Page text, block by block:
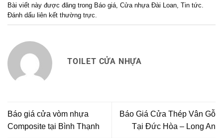
Bài viết này được đăng trong Báo giá Cửa nhựa Đài Loan Tin tức
Đánh dấu liên kết thường trực
TOILET CỬA NHỰA
Báo giá cửa vòm nhựa
Composite tại Bình Thạnh
Báo Giá Cửa Thép Vân Gỗ
Tại Đức Hòa – Long An